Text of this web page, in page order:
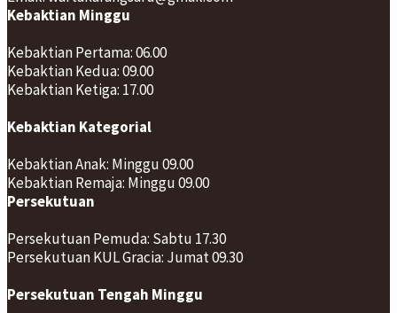
Kebaktian Minggu
Kebaktian Pertama: 06.00
Kebaktian Kedua: 09.00
Kebaktian Ketiga: 17.00
Kebaktian Kategorial
Kebaktian Anak: Minggu 09.00
Kebaktian Remaja: Minggu 09.00
Persekutuan
Persekutuan Pemuda: Sabtu 17.30
Persekutuan KUL Gracia: Jumat 09.30
Persekutuan Tengah Minggu